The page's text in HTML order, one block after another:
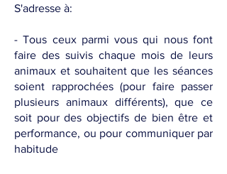
S'adresse à:
- Tous ceux parmi vous qui nous font
faire des suivis chaque mois de leurs
animaux et souhaitent que les séances
soient rapprochées (pour faire passer
plusieurs animaux différents), que ce
soit pour des objectifs de bien être et
performance, ou pour communiquer par
habitude